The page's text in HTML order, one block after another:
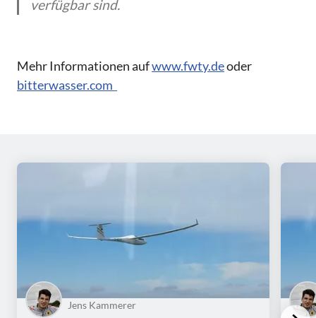
verfügbar sind.
Mehr Informationen aufwww.fwty.deoder
bitterwasser.com
Jens Kammerer